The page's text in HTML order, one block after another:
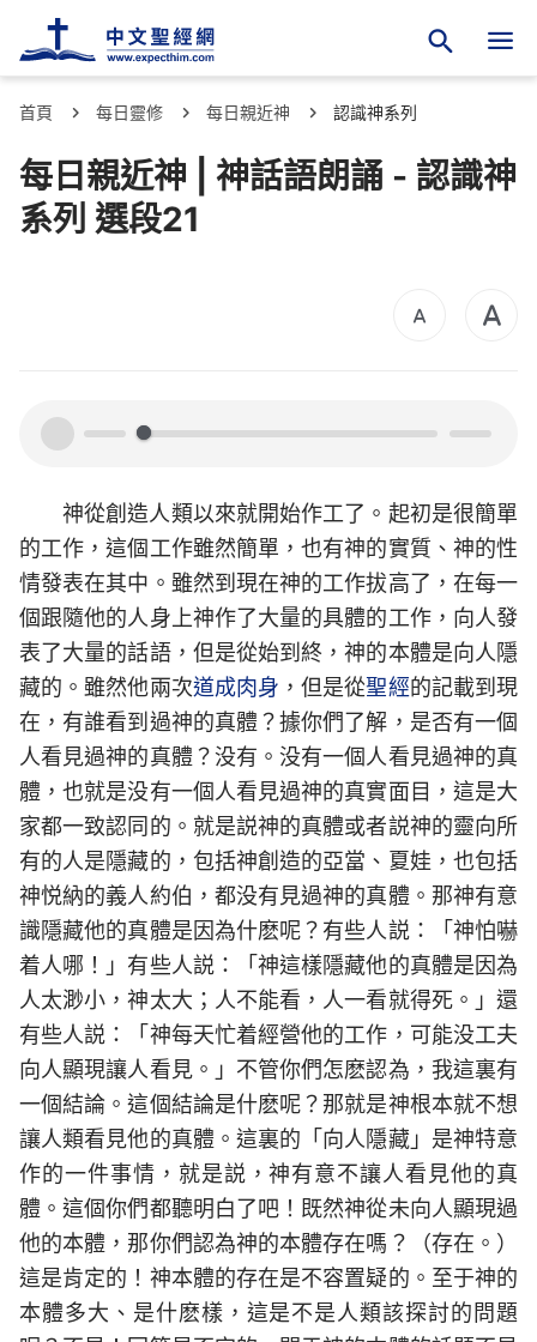
首頁 每日靈修 每日親近神 認識神系列
每日親近神 | 神話語朗誦 - 認識神
系列 選段21
00:00 00:00
神從創造人類以來就開始作工了。起初是很簡單
的工作，這個工作雖然簡單，也有神的實質、神的性
情發表在其中。雖然到現在神的工作拔高了，在每一
個跟隨他的人身上神作了大量的具體的工作，向人發
表了大量的話語，但是從始到終，神的本體是向人隱
藏的。雖然他兩次道成肉身 ，但是從聖經的記載到現
在，有誰看到過神的真體？據你們了解，是否有一個
人看見過神的真體？没有。没有一個人看見過神的真
體，也就是没有一個人看見過神的真實面目，這是大
家都一致認同的。就是説神的真體或者説神的靈向所
有的人是隱藏的，包括神創造的亞當、夏娃，也包括
神悦納的義人約伯，都没有見過神的真體。那神有意
識隱藏他的真體是因為什麽呢？有些人説：「神怕嚇
着人哪！」有些人説：「神這樣隱藏他的真體是因為
人太渺小，神太大；人不能看，人一看就得死。」還
有些人説：「神每天忙着經營他的工作，可能没工夫
向人顯現讓人看見。」不管你們怎麽認為，我這裏有
一個結論。這個結論是什麽呢？那就是神根本就不想
讓人類看見他的真體。這裏的「向人隱藏」是神特意
作的一件事情，就是説，神有意不讓人看見他的真
體。這個你們都聽明白了吧！既然神從未向人顯現過
他的本體，那你們認為神的本體存在嗎？（存在。）
這是肯定的！神本體的存在是不容置疑的。至于神的
本體多大、是什麽樣，這是不是人類該探討的問題